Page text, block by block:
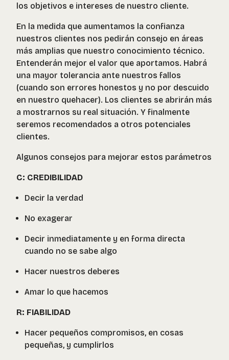
los objetivos e intereses de nuestro cliente.
En la medida que aumentamos la confianza
nuestros clientes nos pedirán consejo en áreas
más amplias que nuestro conocimiento técnico.
Entenderán mejor el valor que aportamos. Habrá
una mayor tolerancia ante nuestros fallos
(cuando son errores honestos y no por descuido
en nuestro quehacer). Los clientes se abrirán más
a mostrarnos su real situación. Y finalmente
seremos recomendados a otros potenciales
clientes.
Algunos consejos para mejorar estos parámetros
C: CREDIBILIDAD
Decir la verdad
No exagerar
Decir inmediatamente y en forma directa
cuando no se sabe algo
Hacer nuestros deberes
Amar lo que hacemos
R: FIABILIDAD
Hacer pequeños compromisos, en cosas
pequeñas, y cumplirlos